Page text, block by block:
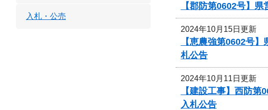
【郡防第0602号】
2024年10月15日更新
【恵農強第0602号
札公告
2024年10月11日更新
【建設工事】西防
入札公告
入札・公売